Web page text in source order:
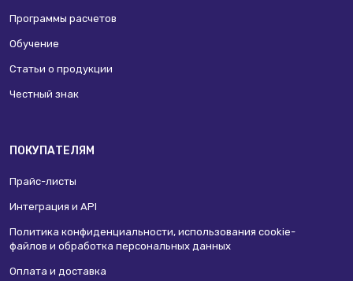
Программы расчетов
Обучение
Статьи о продукции
Честный знак
ПОКУПАТЕЛЯМ
Прайс-листы
Интеграция и API
Политика конфиденциальности, использования сookie-
файлов и обработка персональных данных
Оплата и доставка